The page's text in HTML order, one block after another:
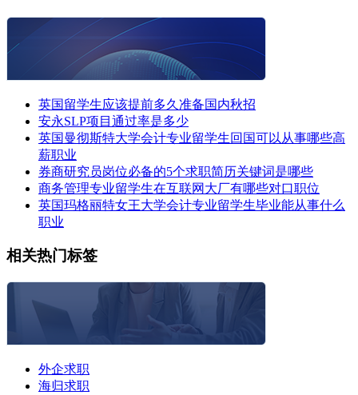
英国留学生应该提前多久准备国内秋招
安永SLP项目通过率是多少
英国曼彻斯特大学会计专业留学生回国可以从事哪些高
薪职业
券商研究员岗位必备的5个求职简历关键词是哪些
商务管理专业留学生在互联网大厂有哪些对口职位
英国玛格丽特女王大学会计专业留学生毕业能从事什么
职业
相关热门标签
外企求职
海归求职